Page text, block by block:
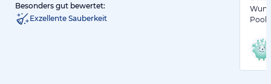
Besonders gut bewertet:
Exzellente Sauberkeit
Pool,